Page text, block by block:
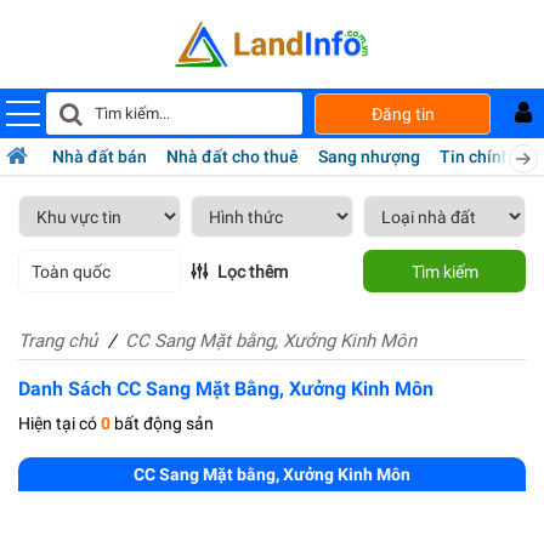
Đăng tin
Nhà đất bán Nhà đất cho thuê Sang nhượng Tin chính chủ
Toàn quốc Lọc thêm Tìm kiếm
Trang chủ CC Sang Mặt bằng, Xưởng Kinh Môn
Danh Sách CC Sang Mặt Bằng, Xưởng Kinh Môn
Hiện tại có0 bất động sản
CC Sang Mặt bằng, Xưởng Kinh Môn